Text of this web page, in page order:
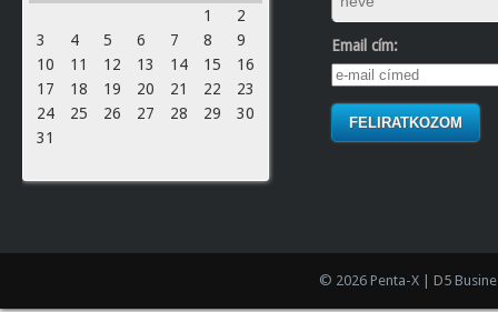
1
2
3
4 5 6 7 8
9
10
11 12 13 14 15
16
17
18 19 20 21 22
23
24
25 26 27 28 29
30
31
Email cím:
© 2026 Penta-X | D5